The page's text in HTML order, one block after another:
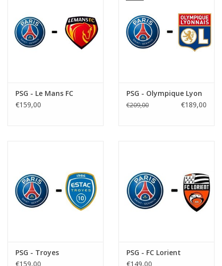
PSG - Le Mans FC
€159,00
PSG - Olympique Lyon
€209,00 €189,00
PSG - Troyes
€159,00
PSG - FC Lorient
€149,00